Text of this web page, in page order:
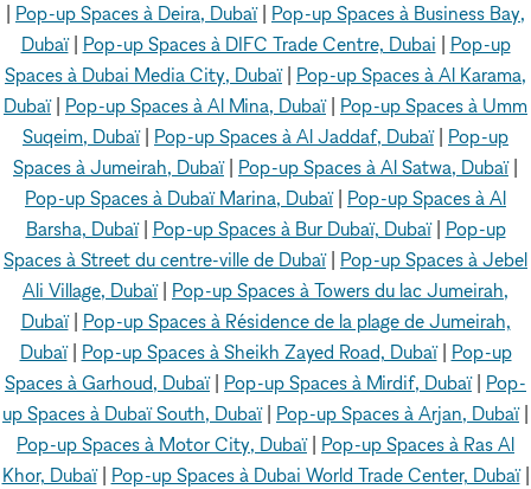
Pop-up Spaces à Deira, Dubaï| Pop-up Spaces à Business Bay,
Dubaï| Pop-up Spaces à DIFC Trade Centre, Dubai
Pop-up
Spaces à Dubai Media City, Dubaï| Pop-up Spaces à Al Karama,
Dubaï| Pop-up Spaces à Al Mina, Dubaï| Pop-up Spaces à Umm
Suqeim, Dubaï| Pop-up Spaces à Al Jaddaf, Dubaï| Pop-up
Spaces à Jumeirah, Dubaï| Pop-up Spaces à Al Satwa, Dubaï|
Pop-up Spaces à Dubaï Marina, Dubaï| Pop-up Spaces à Al
Barsha, Dubaï| Pop-up Spaces à Bur Dubaï, Dubaï| Pop-up
Spaces à Street du centre-ville de Dubaï| Pop-up Spaces à Jebel
Ali Village, Dubaï| Pop-up Spaces à Towers du lac Jumeirah,
Dubaï| Pop-up Spaces à Résidence de la plage de Jumeirah,
Dubaï| Pop-up Spaces à Sheikh Zayed Road, Dubaï| Pop-up
Spaces à Garhoud, Dubaï| Pop-up Spaces à Mirdif, Dubaï| Pop-
up Spaces à Dubaï South, Dubaï| Pop-up Spaces à Arjan, Dubaï|
Pop-up Spaces à Motor City, Dubaï| Pop-up Spaces à Ras Al
Khor, Dubaï| Pop-up Spaces à Dubai World Trade Center, Dubaï|